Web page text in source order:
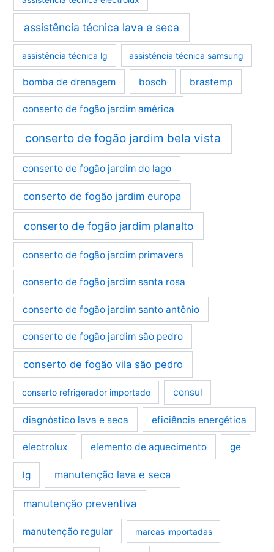
assistência técnica lava e seca
assistência técnica lg assistência técnica samsung
bomba de drenagem bosch brastemp
conserto de fogão jardim américa
conserto de fogão jardim bela vista
conserto de fogão jardim do lago
conserto de fogão jardim europa
conserto de fogão jardim planalto
conserto de fogão jardim primavera
conserto de fogão jardim santa rosa
conserto de fogão jardim santo antônio
conserto de fogão jardim são pedro
conserto de fogão vila são pedro
conserto refrigerador importado consul
diagnóstico lava e seca eficiência energética
electrolux elemento de aquecimento ge
lg manutenção lava e seca
manutenção preventiva
manutenção regular marcas importadas